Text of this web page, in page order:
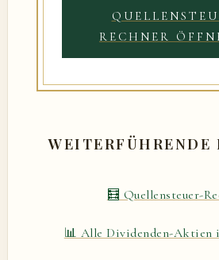
RECHNER
WEITERFÜHRENDE
🧮 Quellensteuer-
📊 Alle Dividenden-Aktien